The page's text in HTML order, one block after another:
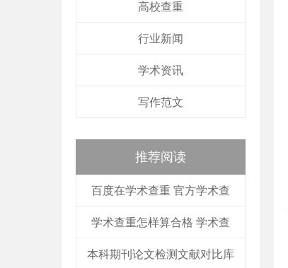
高校查重
行业新闻
学术资讯
写作范文
推荐阅读
百度在学术查重 官方学术查
学术查重怎样算合格 学术查
本科期刊论文检测文献对比库